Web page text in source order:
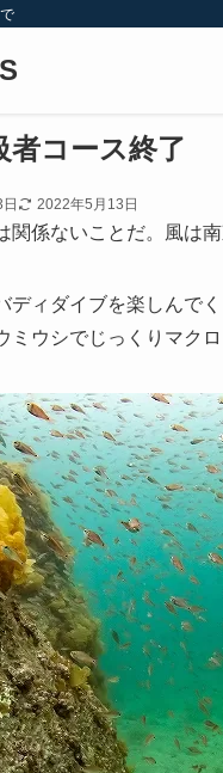
者コース終了
2022年5月13日
関係ないことだ。風は
ディダイブを楽しんで
ミウシでじっくりマク